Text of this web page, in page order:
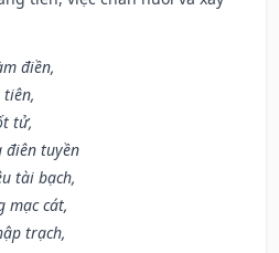
điền,
tử,
điên tuyền
tài bạch,
mạc cát,
trạch,